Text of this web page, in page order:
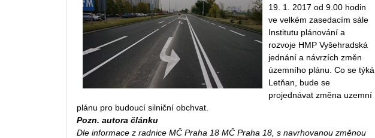
19. 1. 2017 od 9.00 hodin
ve velkém zasedacím sále
Institutu plánování a
rozvoje HMP Vyšehradská
jednání a návrzích změn
územního plánu. Co se týká
Letňan, bude se
projednávat změna uzemní
plánu pro budoucí silniční obchvat.
Pozn. autora článku
Dle informace z radnice MČ Praha 18 MČ Praha 18, s navrhovanou změnou